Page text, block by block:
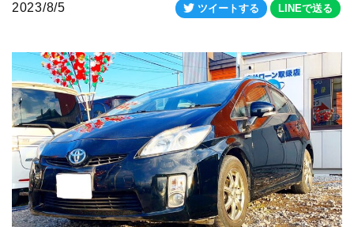
2023/8/5 ツイートする LINEで送る